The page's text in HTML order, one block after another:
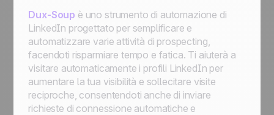
Dux-Soup è uno strumento di automazione di
LinkedIn progettato per semplificare e
automatizzare varie attività di prospecting,
facendoti risparmiare tempo e fatica. Ti aiuterà a
visitare automaticamente i profili LinkedIn per
aumentare la tua visibilità e sollecitare visite
reciproche, consentendoti anche di inviare
richieste di connessione automatiche e